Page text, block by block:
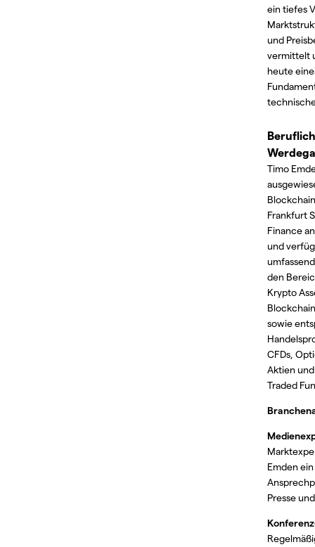
ein tiefes
und
vermittelt
heute
Timo
Frankfurt
Finance
und
den
Krypto
sowie
CFDs,
Aktien
Traded
Emden
Presse